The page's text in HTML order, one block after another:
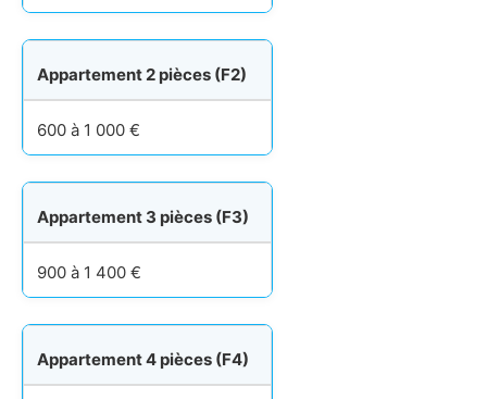
Appartement 2 pièces (F2)
600 à 1 000 €
Appartement 3 pièces (F3)
900 à 1 400 €
Appartement 4 pièces (F4)